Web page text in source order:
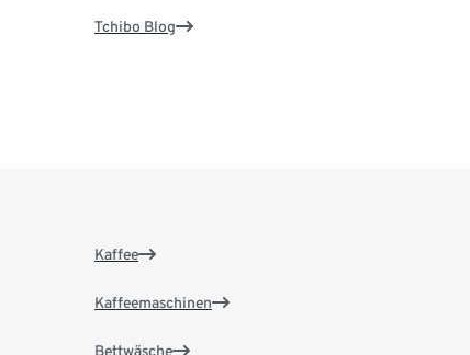
Tchibo Blog
Kaffee
Kaffeemaschinen
Bettwäsche